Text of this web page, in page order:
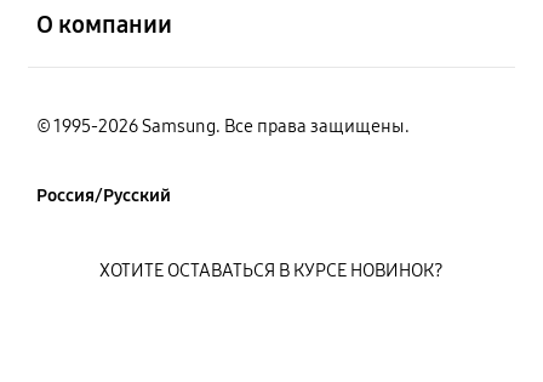
О компании
© 1995-2026 Samsung. Все права защищены.
Россия/Русский
ХОТИТЕ ОСТАВАТЬСЯ В КУРСЕ НОВИНОК?